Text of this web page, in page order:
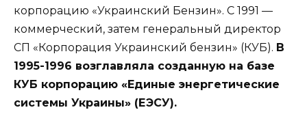
корпорацию «Украинский Бензин». С 1991 —
коммерческий, затем генеральный директор
СП «Корпорация Украинский бензин» (КУБ). В
1995-1996 возглавляла созданную на базе
КУБ корпорацию «Единые энергетические
системы Украины» (ЕЭСУ).